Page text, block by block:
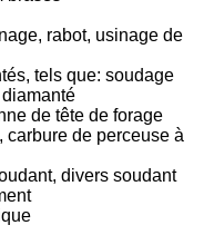
rabot, usinage de
tels que: soudage
de tête de forage
carbure de perceuse à
divers soudant